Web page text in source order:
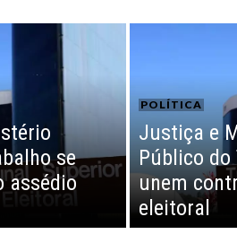
se
assédio
POLÍTICA
Justiça e
Público do
unem
eleitoral